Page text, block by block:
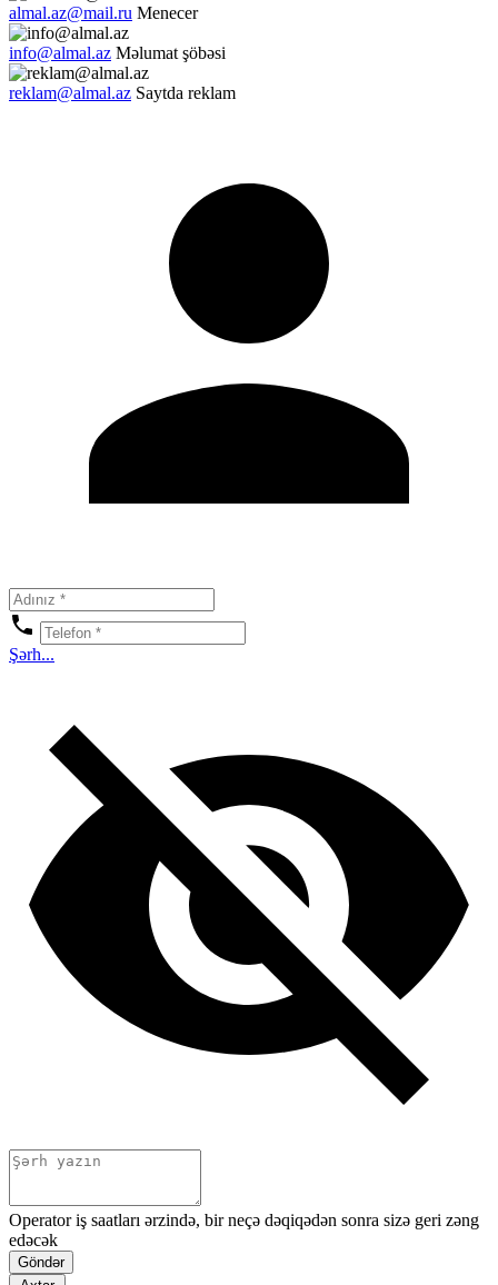
almal.az@mail.ru Menecer
info@almal.az Məlumat şöbəsi
reklam@almal.az Saytda reklam
Şərh...
Operator iş saatları ərzində, bir neçə dəqiqədən sonra sizə geri zəng
edəcək
Göndər